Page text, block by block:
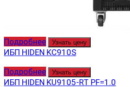
Подробнее Узнать цену
ИБП HIDEN KC910S
Подробнее
Узнать цену
ИБП HIDEN KU9105-RT PF=1.0